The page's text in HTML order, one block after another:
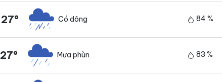
27° Có dông 84 %
27° Mưa phùn 83 %